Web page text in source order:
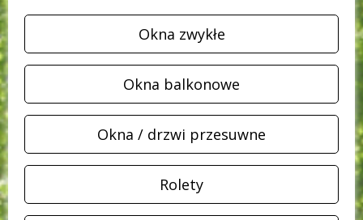
Okna zwykłe
Okna balkonowe
Okna / drzwi przesuwne
Rolety